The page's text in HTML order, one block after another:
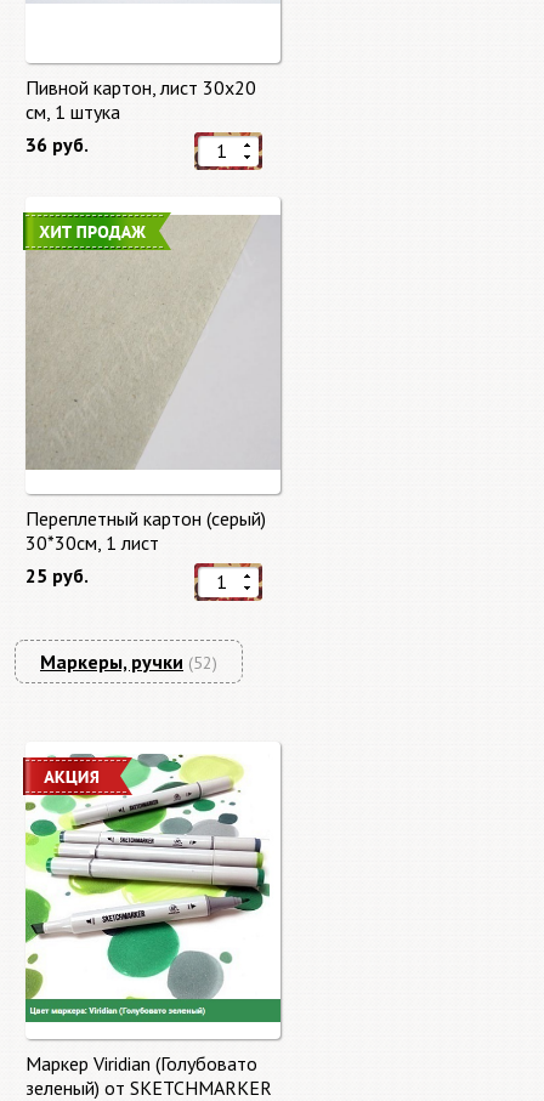
Пивной картон, лист 30х20
cм, 1 штука
36 руб.
Переплетный картон (серый)
30*30см, 1 лист
25 руб.
Маркеры, ручки (52)
Маркер Viridian (Голубовато
зеленый) от SKETCHMARKER